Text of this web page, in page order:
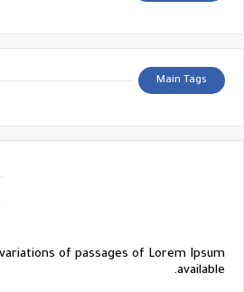
Main Tags
of passages of Lorem Ipsum
available.